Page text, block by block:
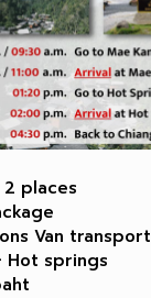
places
Van transport
Hot springs